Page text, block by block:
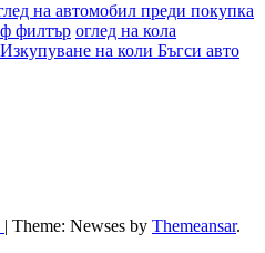
на автомобил преди покупка
филтър оглед на кола
Изкупуване на коли Бъгси авто
| Theme: Newses by Themeansar.